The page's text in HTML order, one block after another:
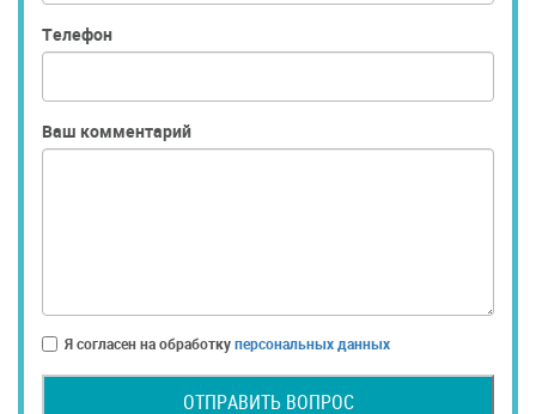
Телефон
Ваш комментарий
Я согласен на обработкуперсональных данных
ОТПРАВИТЬ ВОПРОС